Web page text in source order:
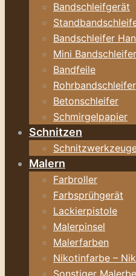
Bandschleifgerät
Bandschleifer
Mini Bandschleifer
Bandfeile
Rohrbandschleifer
Betonschleifer
Schmirgelpapier
Schnitzen
Malern
Farbroller
Farbsprühgerät
Lackierpistole
Malerpinsel
Malerfarben
Nikotinfarbe –
Sonstiger